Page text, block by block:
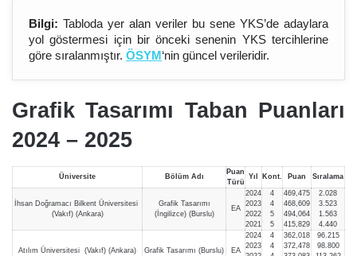
Bilgi: Tabloda yer alan veriler bu sene YKS’de adaylara
yol göstermesi için bir önceki senenin YKS tercihlerine
göre sıralanmıştır. ÖSYM‘nin güncel verileridir.
Grafik Tasarımı Taban Puanları
2024 – 2025
Üniversite Bölüm Adı
Puan
Türü
Yıl Kont. Puan Sıralama
İhsan Doğramacı Bilkent Üniversitesi
(Vakıf) (Ankara)
Grafik Tasarımı
(İngilizce) (Burslu)
EA
2024
2023
2022
2021
4
4
5
5
469,475
468,609
494,064
415,829
2.028
3.523
1.563
4.440
Atılım Üniversitesi (Vakıf) (Ankara) Grafik Tasarımı (Burslu) EA
2024
2023
4
4
362,018
372,478
96.215
98.800